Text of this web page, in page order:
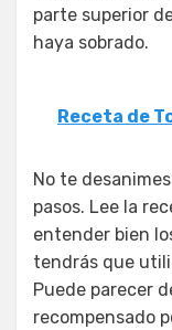
parte superior
haya sobrado.
Receta de
No te
pasos. Lee la
entender bien
tendrás que
Puede parecer
recompensado